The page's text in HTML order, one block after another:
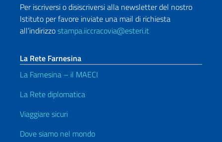
Per iscriversi o disiscriversi alla newsletter del nostro
Istituto per favore inviate una mail di richiesta
all’indirizzostampa.iiccracovia@esteri.it
La Rete Farnesina
La Farnesina – il MAECI
La Rete diplomatica
Viaggiare sicuri
Dove siamo nel mondo